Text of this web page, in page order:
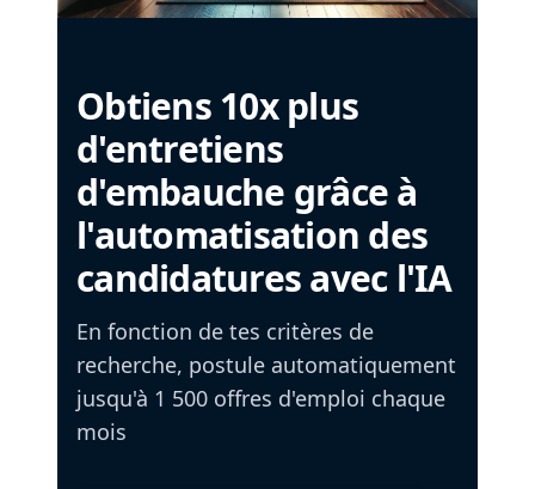
Obtiens 10x plus
d'entretiens
d'embauche grâce à
l'automatisation des
candidatures avec l'IA
En fonction de tes critères de
recherche, postule automatiquement
jusqu'à 1 500 offres d'emploi chaque
mois